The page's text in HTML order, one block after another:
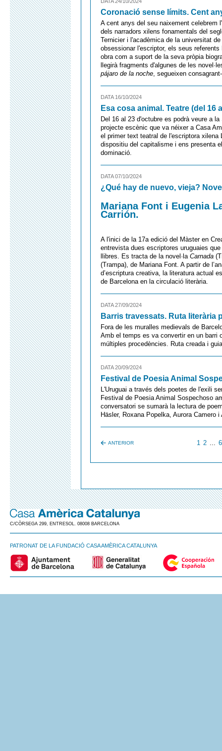
Coronació sense límits. Cent
A cent anys del seu naixement celebrem
dels narradors xilens fonamentals del
Ternicier i l'acadèmica de la universitat
obsessionar l'escriptor, els seus
obra com a suport de la seva pròpia
llegirà fragments d'algunes de les
pájaro de la noche, segueixen
DATA 16/10/2024
Esa cosa animal. Teatre (del 16
Del 16 al 23 d'octubre es podrà veure a
projecte escènic que va néixer a Casa
el primer text teatral de l'escriptora xilena
dispositiu del capitalisme i ens presenta
dominació.
DATA 07/10/2024
¿Qué hay de nuevo, vieja?
Mariana Font i Eugenia
Carrión.
A l'inici de la 17a edició del Màster en
entrevista dues escriptores uruguaies
llibres. Es tracta de la novel·la Carnada
(Trampa), de Mariana Font. A partir de
d’escriptura creativa, la literatura actual
de Barcelona en la circulació literària.
DATA 27/09/2024
Barris travessats. Ruta literària
Fora de les muralles medievals de
Amb el temps es va convertir en un barri
múltiples procedències. Ruta creada i
DATA 20/09/2024
Festival de Poesia Animal
L'Uruguai a través dels poetes de l'exili
Festival de Poesia Animal Sospechoso
conversatori se sumarà la lectura de
Häsler, Roxana Popelka, Aurora Camero
ANTERIOR 1 2 ... 6
C/CÒRSEGA 299, ENTRESOL. 08008 BARCELONA
PATRONAT DE LA FUNDACIÓ CASA AMÈRICA CATALUNYA